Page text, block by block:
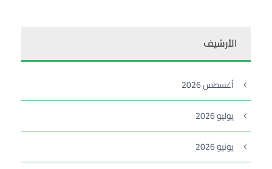
الأرشيف
أغسطس 2026
يوليو 2026
يونيو 2026